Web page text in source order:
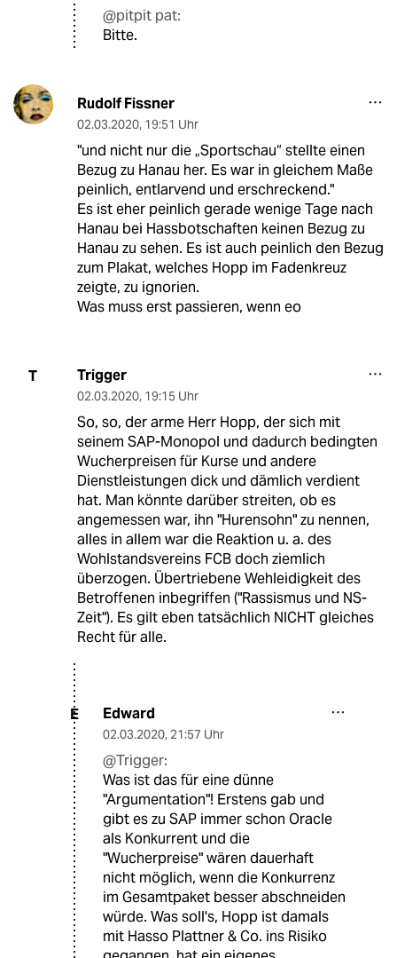
@pitpit pat:
Bitte.
Rudolf Fissner
02.03.2020, 19:51 Uhr
"und nicht nur die „Sportschau“ stellte einen
Bezug zu Hanau her. Es war in gleichem Maße
peinlich, entlarvend und erschreckend."
Es ist eher peinlich gerade wenige Tage nach
Hanau bei Hassbotschaften keinen Bezug zu
Hanau zu sehen. Es ist auch peinlich den Bezug
zum Plakat, welches Hopp im Fadenkreuz
zeigte, zu ignorien.
Was muss erst passieren, wenn eo
T Trigger
02.03.2020, 19:15 Uhr
So, so, der arme Herr Hopp, der sich mit
seinem SAP-Monopol und dadurch bedingten
Wucherpreisen für Kurse und andere
Dienstleistungen dick und dämlich verdient
hat. Man könnte darüber streiten, ob es
angemessen war, ihn "Hurensohn" zu nennen,
alles in allem war die Reaktion u. a. des
Wohlstandsvereins FCB doch ziemlich
überzogen. Übertriebene Wehleidigkeit des
Betroffenen inbegriffen ("Rassismus und NS-
Zeit"). Es gilt eben tatsächlich NICHT gleiches
Recht für alle.
E Edward
02.03.2020, 21:57 Uhr
@Trigger:
Was ist das für eine dünne
"Argumentation"! Erstens gab und
gibt es zu SAP immer schon Oracle
als Konkurrent und die
"Wucherpreise" wären dauerhaft
nicht möglich, wenn die Konkurrenz
im Gesamtpaket besser abschneiden
würde. Was soll's, Hopp ist damals
mit Hasso Plattner & Co. ins Risiko